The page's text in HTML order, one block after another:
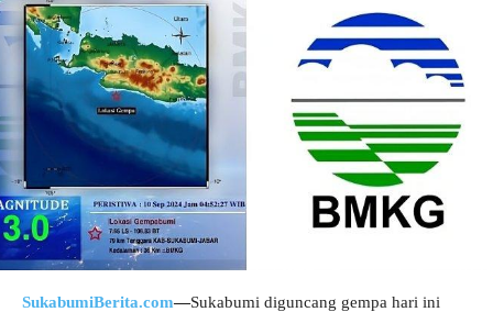
SukabumiBerita.com—Sukabumi diguncang gempa hari ini